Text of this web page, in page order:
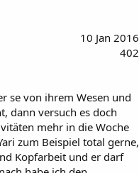
10 Jan 2016
402
se von ihrem Wesen und
dann versuch es doch
mehr in die Woche
zum Beispiel total gerne,
Kopfarbeit und er darf